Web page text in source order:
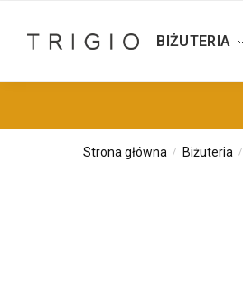
BIŻUTERIA
Strona główna / Biżuteria /